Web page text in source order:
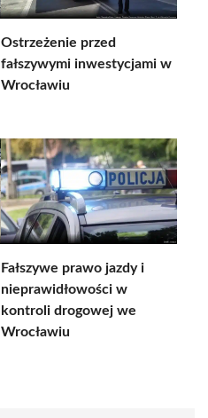
Ostrzeżenie przed
fałszywymi inwestycjami w
Wrocławiu
Fałszywe prawo jazdy i
nieprawidłowości w
kontroli drogowej we
Wrocławiu